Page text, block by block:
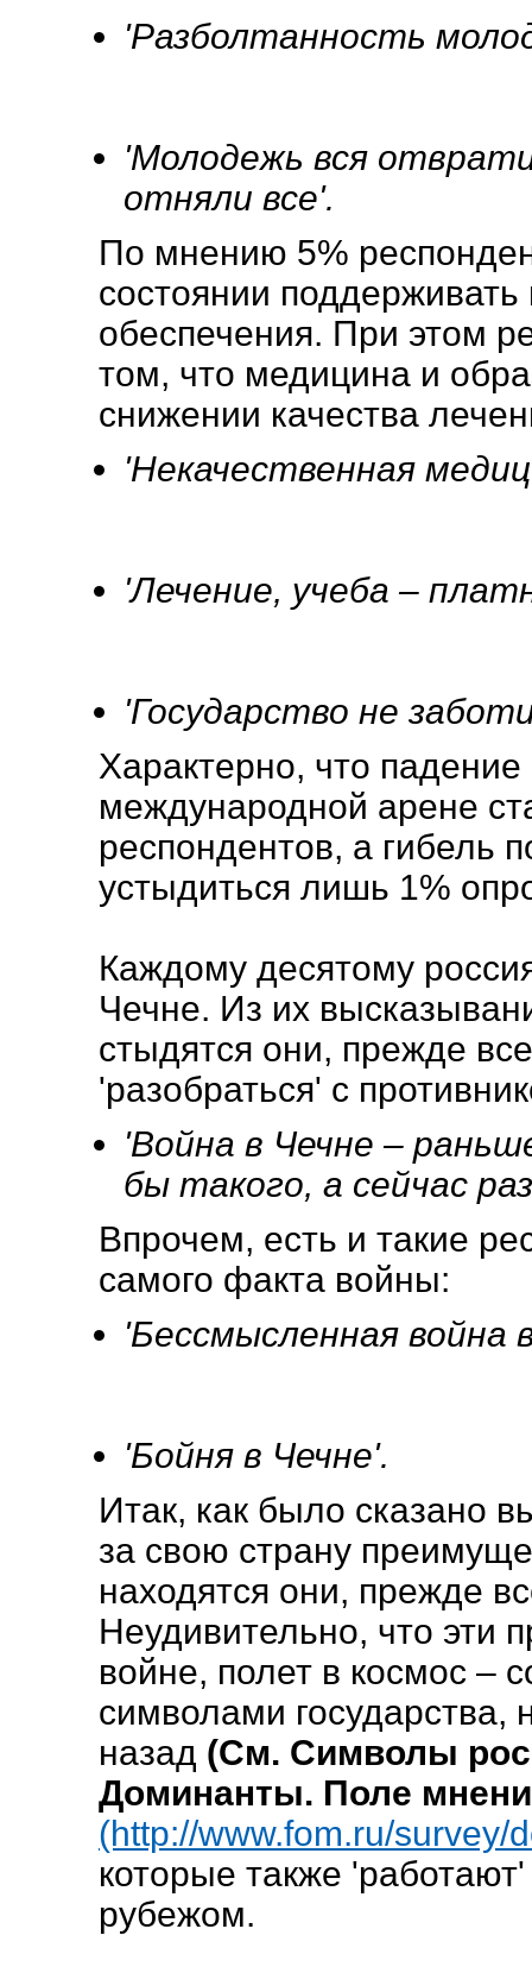
'Разболтанность
'Молодежь вся
отняли все'.
По мнению 5%
состоянии
обеспечения. При этом
том, что медицина и
снижении качества
'Некачественная
'Лечение, учеба –
'Государство не
Характерно, что
международной арене
респондентов, а гибель
устыдиться лишь 1%
Каждому десятому
Чечне. Из их
стыдятся они, прежде
'разобраться' с
'Война в Чечне –
бы такого, а сейчас
Впрочем, есть и такие
самого факта войны:
'Бессмысленная война
'Бойня в Чечне'.
Итак, как было сказано
за свою страну
находятся они, прежде
Неудивительно, что эти
войне, полет в космос –
символами
назад (См. Символы
Доминанты. Поле
(http://www.fom.ru/survey/
которые также
рубежом.